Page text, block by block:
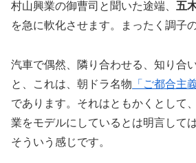
村山興業の御曹司と聞いた途端、 五
を急に軟化させます。まったく調子
汽車で偶然、隣り合わせる、知り
と、これは、朝ドラ名物 「ご都合主義
であります。それはともかくとして
業をモデルにしているとは明言して
そういう感じです。